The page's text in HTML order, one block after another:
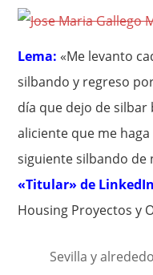
Lema: «Me levanto
silbando y regreso
día que dejo de
aliciente que me
siguiente silbando de
«Titular» de
Housing Proyectos y
Sevilla y